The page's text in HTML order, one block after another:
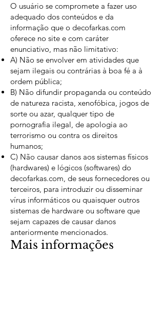
O usuário se compromete a fazer uso
adequado dos conteúdos e da
informação que o decofarkas.com
oferece no site e com caráter
enunciativo, mas não limitativo:
A) Não se envolver em atividades que
sejam ilegais ou contrárias à boa fé a à
ordem pública;
B) Não difundir propaganda ou conteúdo
de natureza racista, xenofóbica, jogos de
sorte ou azar, qualquer tipo de
pornografia ilegal, de apologia ao
terrorismo ou contra os direitos
humanos;
C) Não causar danos aos sistemas físicos
(hardwares) e lógicos (softwares) do
decofarkas.com, de seus fornecedores ou
terceiros, para introduzir ou disseminar
vírus informáticos ou quaisquer outros
sistemas de hardware ou software que
sejam capazes de causar danos
anteriormente mencionados.
Mais informações